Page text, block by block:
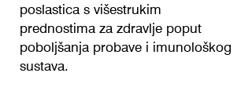
poslastica s višestrukim
prednostima za zdravlje poput
poboljšanja probave i imunološkog
sustava.